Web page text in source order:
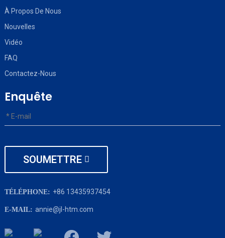
À Propos De Nous
Nouvelles
Vidéo
FAQ
Contactez-Nous
Enquête
SOUMETTRE
TÉLÉPHONE: +86 13435937454
E-MAIL: annie@jl-htm.com